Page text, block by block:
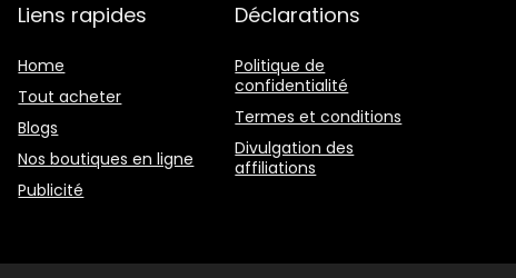
Liens rapides
Home
Tout acheter
Blogs
Nos boutiques en ligne
Publicité
Déclarations
Politique de
confidentialité
Termes et conditions
Divulgation des
affiliations